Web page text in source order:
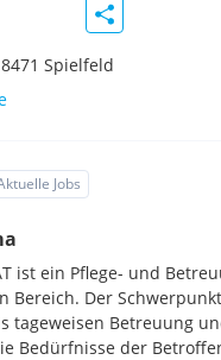
8471 Spielfeld
Jobs
ist ein Pflege- und
Bereich. Der
tageweisen Betreuung
Bedürfnisse der